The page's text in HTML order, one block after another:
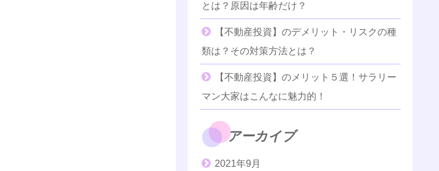
とは？原因は年齢だけ？
【不動産投資】のデメリット・リスクの種
類は？その対策方法とは？
【不動産投資】のメリット５選！サラリー
マン大家はこんなに魅力的！
アーカイブ
2021年9月